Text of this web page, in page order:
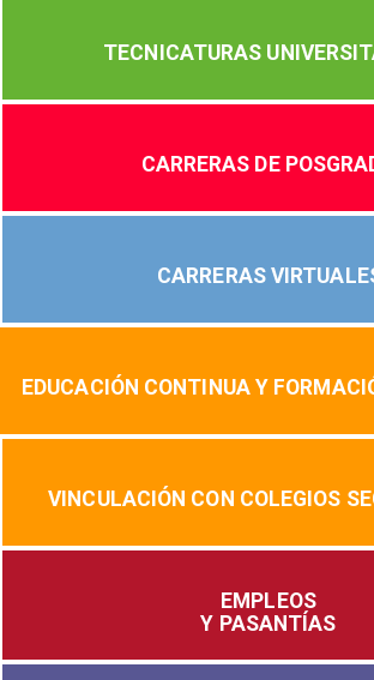
TECNICATURAS
CARRERAS DE
CARRERAS
EDUCACIÓN CONTINUA Y
VINCULACIÓN CON COLEGIOS
EMPLEOS
Y PASANTÍAS